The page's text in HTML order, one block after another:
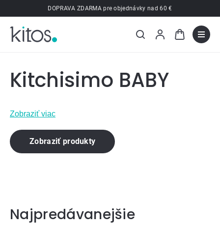
na
obsah
DOPRAVA ZDARMA pre objednávky nad 60 €
Kitchisimo BABY
Zobraziť viac
Zobraziť produkty
Najpredávanejšie